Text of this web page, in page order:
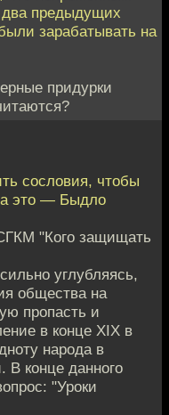
предыдущих
зарабатывать на
придурки
сословия, чтобы
а это — Быдло
"Кого защищать
углубляясь,
общества на
пропасть и
в конце XIX в
народа в
В конце данного
"Уроки